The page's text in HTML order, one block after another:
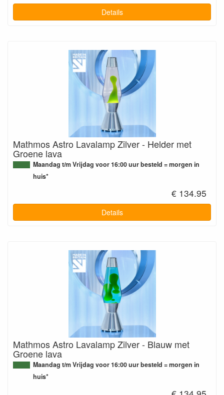
Details
Mathmos Astro Lavalamp Zilver - Helder met
Groene lava
Maandag t/m Vrijdag voor 16:00 uur besteld = morgen in
huis*
€ 134.95
Details
Mathmos Astro Lavalamp Zilver - Blauw met
Groene lava
Maandag t/m Vrijdag voor 16:00 uur besteld = morgen in
huis*